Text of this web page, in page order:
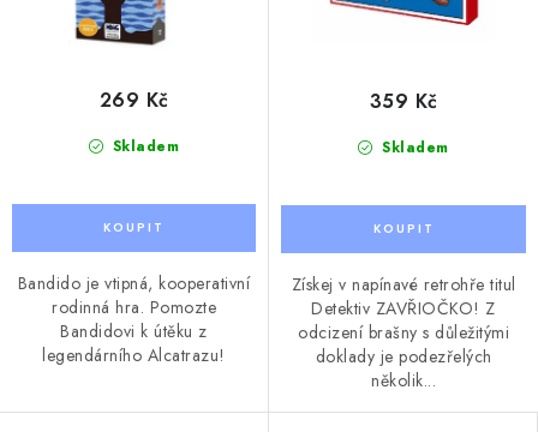
Skladem
269 Kč
Bandido je vtipná, kooperativní
rodinná hra. Pomozte
Bandidovi k útěku z
legendárního Alcatrazu!
Skladem
359 Kč
Získej v napínavé retrohře titul
Detektiv ZAVŘIOČKO! Z
odcizení brašny s důležitými
doklady je podezřelých
několik...